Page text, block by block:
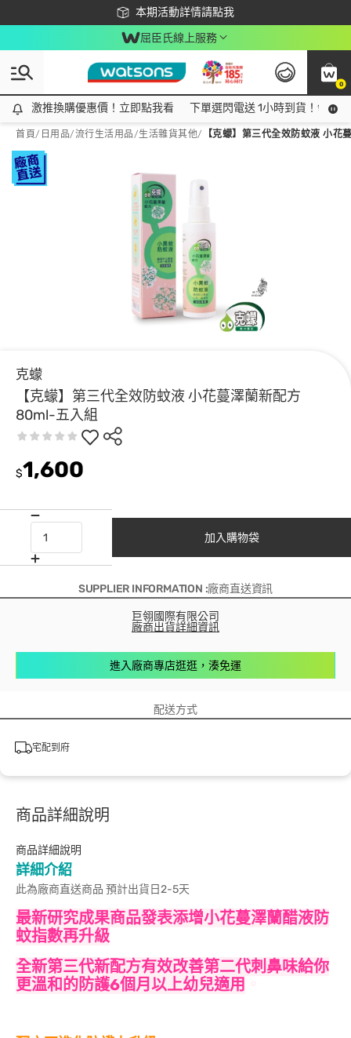
本期活動詳情請點我
下載app最高回饋$350
屈臣氏線上服務
0
激推換購優惠價！立即點我看
激推換購優惠價！立即點我看 下單選閃電送 1小時到貨！領神
首頁/ 日用品/流行生活用品/生活雜貨其他/ 【克蠓】第三代全效防蚊液 小
克蠓
【克蠓】第三代全效防蚊液 小花蔓澤蘭新配方
80ml-五入組
$1,600
加入購物袋
SUPPLIER INFORMATION :廠商直送資訊
巨翎國際有限公司
廠商出貨詳細資訊
進入廠商專店逛逛，湊免運
配送方式
宅配到府
商品詳細說明
商品詳細說明
詳細介紹
此為廠商直送商品 預計出貨日2-5天
最新研究成果商品發表添增小花蔓澤蘭醋液防
蚊指數再升級
全新第三代新配方有效改善第二代刺鼻味給你
更溫和的防護6個月以上幼兒適用